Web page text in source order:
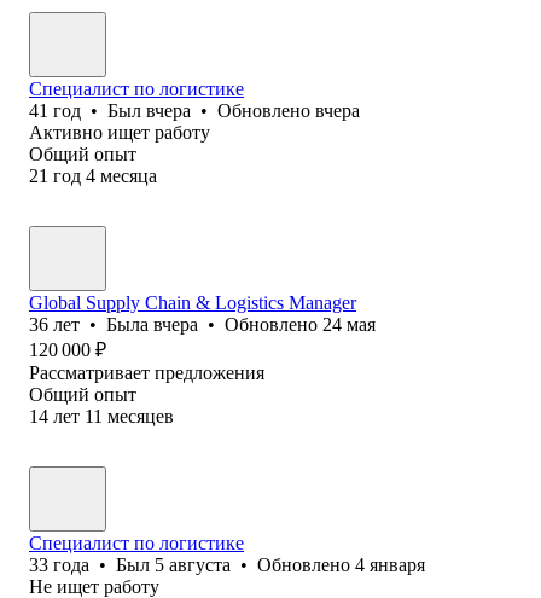
Специалист по логистике
41 год • Был вчера • Обновлено вчера
Активно ищет работу
Общий опыт
21 год 4 месяца
Global Supply Chain & Logistics Manager
36 лет • Была вчера • Обновлено 24 мая
120 000 ₽
Рассматривает предложения
Общий опыт
14 лет 11 месяцев
Специалист по логистике
33 года • Был 5 августа • Обновлено 4 января
Не ищет работу